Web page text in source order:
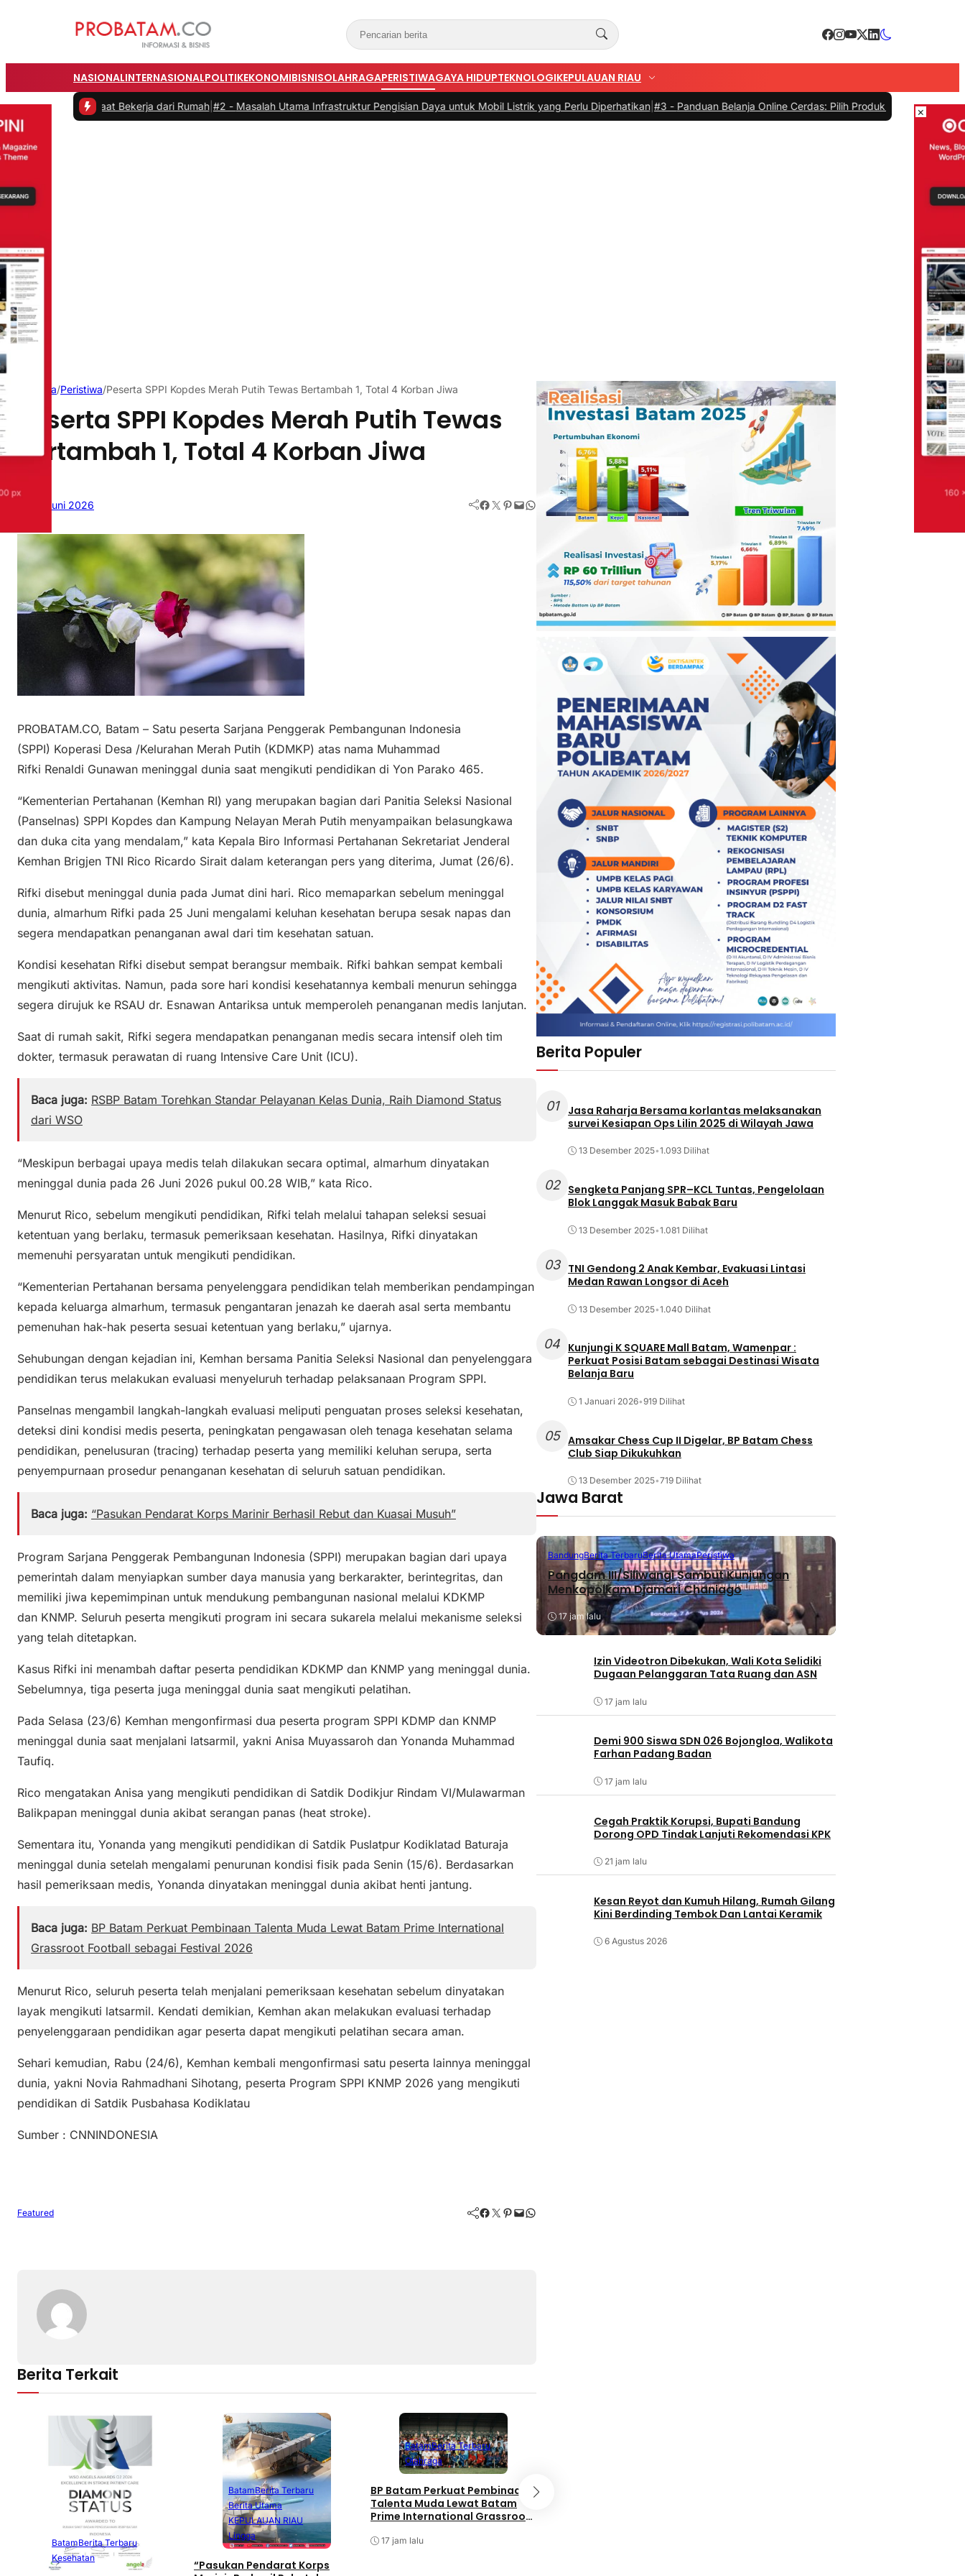
NASIONALINTERNASIONALPOLITIKEKONOMIBISNISOLAHRAGAPERISTIWAGAYA HIDUPTEKNOLOGIKEPULAUAN RIAU
saat Bekerja dari Rumah|#2 -Masalah Utama Infrastruktur Pengisian Daya untuk Mobil Listrik yang Perlu Diperhatikan|#3 -Panduan Belanja Online Cerdas: Pilih Produk dengan Bijak dan Hindari
Beranda/Peristiwa/Peserta SPPI Kopdes Merah Putih Tewas Bertambah 1, Total 4 Korban Jiwa
Peserta SPPI Kopdes Merah Putih Tewas
Bertambah 1, Total 4 Korban Jiwa
26 Juni 2026 Facebook Twitter Pinterest Mail WhatsApp
PROBATAM.CO, Batam – Satu peserta Sarjana Penggerak Pembangunan Indonesia
(SPPI) Koperasi Desa /Kelurahan Merah Putih (KDMKP) atas nama Muhammad
Rifki Renaldi Gunawan meninggal dunia saat mengikuti pendidikan di Yon Parako 465.
“Kementerian Pertahanan (Kemhan RI) yang merupakan bagian dari Panitia Seleksi Nasional
(Panselnas) SPPI Kopdes dan Kampung Nelayan Merah Putih menyampaikan belasungkawa
dan duka cita yang mendalam,” kata Kepala Biro Informasi Pertahanan Sekretariat Jenderal
Kemhan Brigjen TNI Rico Ricardo Sirait dalam keterangan pers yang diterima, Jumat (26/6).
Rifki disebut meninggal dunia pada Jumat dini hari. Rico memaparkan sebelum meninggal
dunia, almarhum Rifki pada 25 Juni mengalami keluhan kesehatan berupa sesak napas dan
segera mendapatkan penanganan awal dari tim kesehatan satuan.
Kondisi kesehatan Rifki disebut sempat berangsur membaik. Rifki bahkan sempat kembali
mengikuti aktivitas. Namun, pada sore hari kondisi kesehatannya kembali menurun sehingga
segera dirujuk ke RSAU dr. Esnawan Antariksa untuk memperoleh penanganan medis lanjutan.
Saat di rumah sakit, Rifki segera mendapatkan penanganan medis secara intensif oleh tim
dokter, termasuk perawatan di ruang Intensive Care Unit (ICU).
Baca juga: RSBP Batam Torehkan Standar Pelayanan Kelas Dunia, Raih Diamond Status
dari WSO
“Meskipun berbagai upaya medis telah dilakukan secara optimal, almarhum dinyatakan
meninggal dunia pada 26 Juni 2026 pukul 00.28 WIB,” kata Rico.
Menurut Rico, sebelum mengikuti pendidikan, Rifki telah melalui tahapan seleksi sesuai
ketentuan yang berlaku, termasuk pemeriksaan kesehatan. Hasilnya, Rifki dinyatakan
memenuhi persyaratan untuk mengikuti pendidikan.
“Kementerian Pertahanan bersama penyelenggara pendidikan telah memberikan pendampingan
kepada keluarga almarhum, termasuk pengantaran jenazah ke daerah asal serta membantu
pemenuhan hak-hak peserta sesuai ketentuan yang berlaku,” ujarnya.
Sehubungan dengan kejadian ini, Kemhan bersama Panitia Seleksi Nasional dan penyelenggara
pendidikan terus melakukan evaluasi menyeluruh terhadap pelaksanaan Program SPPI.
Panselnas mengambil langkah-langkah evaluasi meliputi penguatan proses seleksi kesehatan,
deteksi dini kondisi medis peserta, peningkatan pengawasan oleh tenaga kesehatan selama
pendidikan, penelusuran (tracing) terhadap peserta yang memiliki keluhan serupa, serta
penyempurnaan prosedur penanganan kesehatan di seluruh satuan pendidikan.
Baca juga: “Pasukan Pendarat Korps Marinir Berhasil Rebut dan Kuasai Musuh”
Program Sarjana Penggerak Pembangunan Indonesia (SPPI) merupakan bagian dari upaya
pemerintah dalam menyiapkan sumber daya manusia yang berkarakter, berintegritas, dan
memiliki jiwa kepemimpinan untuk mendukung pembangunan nasional melalui KDKMP
dan KNMP. Seluruh peserta mengikuti program ini secara sukarela melalui mekanisme seleksi
yang telah ditetapkan.
Kasus Rifki ini menambah daftar peserta pendidikan KDKMP dan KNMP yang meninggal dunia.
Sebelumnya, tiga peserta juga meninggal dunia saat mengikuti pelatihan.
Pada Selasa (23/6) Kemhan mengonfirmasi dua peserta program SPPI KDMP dan KNMP
meninggal dunia saat menjalani latsarmil, yakni Anisa Muyassaroh dan Yonanda Muhammad
Taufiq.
Rico mengatakan Anisa yang mengikuti pendidikan di Satdik Dodikjur Rindam VI/Mulawarman
Balikpapan meninggal dunia akibat serangan panas (heat stroke).
Sementara itu, Yonanda yang mengikuti pendidikan di Satdik Puslatpur Kodiklatad Baturaja
meninggal dunia setelah mengalami penurunan kondisi fisik pada Senin (15/6). Berdasarkan
hasil pemeriksaan medis, Yonanda dinyatakan meninggal dunia akibat henti jantung.
Baca juga: BP Batam Perkuat Pembinaan Talenta Muda Lewat Batam Prime International
Grassroot Football sebagai Festival 2026
Menurut Rico, seluruh peserta telah menjalani pemeriksaan kesehatan sebelum dinyatakan
layak mengikuti latsarmil. Kendati demikian, Kemhan akan melakukan evaluasi terhadap
penyelenggaraan pendidikan agar peserta dapat mengikuti pelatihan secara aman.
Sehari kemudian, Rabu (24/6), Kemhan kembali mengonfirmasi satu peserta lainnya meninggal
dunia, yakni Novia Rahmadhani Sihotang, peserta Program SPPI KNMP 2026 yang mengikuti
pendidikan di Satdik Pusbahasa Kodiklatau
Sumber : CNNINDONESIA
Featured Facebook Twitter Pinterest Mail WhatsApp
Berita Terkait
BatamBerita Terbaru
Kesehatan
BatamBerita Terbaru
Berita Utama
KEPULAUAN RIAU
Lingga
“Pasukan Pendarat Korps
BatamBerita Terbaru
Olahraga
BP Batam Perkuat Pembinaan
Talenta Muda Lewat Batam
Prime International Grassroot
17 jam lalu
Berita Populer
01
Jasa Raharja Bersama korlantas melaksanakan
survei Kesiapan Ops Lilin 2025 di Wilayah Jawa
13 Desember 2025•1.093 Dilihat
02
Sengketa Panjang SPR–KCL Tuntas, Pengelolaan
Blok Langgak Masuk Babak Baru
13 Desember 2025•1.081 Dilihat
03
TNI Gendong 2 Anak Kembar, Evakuasi Lintasi
Medan Rawan Longsor di Aceh
13 Desember 2025•1.040 Dilihat
04 Kunjungi K SQUARE Mall Batam, Wamenpar :
Perkuat Posisi Batam sebagai Destinasi Wisata
Belanja Baru
1 Januari 2026•919 Dilihat
05 Amsakar Chess Cup II Digelar, BP Batam Chess
Club Siap Dikukuhkan
13 Desember 2025•719 Dilihat
Jawa Barat
BandungBerita TerbaruBerita UtamaPeristiwa
Pangdam III/Siliwangi Sambut Kunjungan
Menkopolkam Djamari Chaniago
17 jam lalu
Izin Videotron Dibekukan, Wali Kota Selidiki
Dugaan Pelanggaran Tata Ruang dan ASN
17 jam lalu
Demi 900 Siswa SDN 026 Bojongloa, Walikota
Farhan Padang Badan
17 jam lalu
Cegah Praktik Korupsi, Bupati Bandung
Dorong OPD Tindak Lanjuti Rekomendasi KPK
21 jam lalu
Kesan Reyot dan Kumuh Hilang, Rumah Gilang
Kini Berdinding Tembok Dan Lantai Keramik
6 Agustus 2026
×